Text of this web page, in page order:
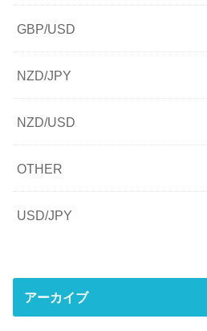
GBP/USD
NZD/JPY
NZD/USD
OTHER
USD/JPY
アーカイブ